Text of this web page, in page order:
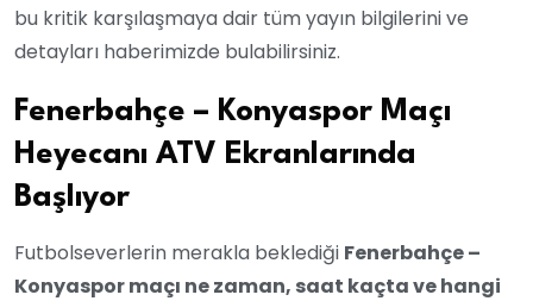
bu kritik karşılaşmaya dair tüm yayın bilgilerini ve
detayları haberimizde bulabilirsiniz.
Fenerbahçe – Konyaspor Maçı
Heyecanı ATV Ekranlarında
Başlıyor
Futbolseverlerin merakla beklediği Fenerbahçe –
Konyaspor maçı ne zaman, saat kaçta ve hangi